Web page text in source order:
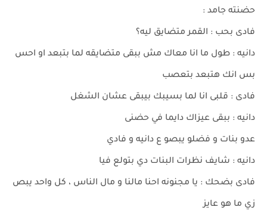
حضنته جامد :
فادى بحب : القمر متضايق ليه؟
دانيه : طول ما انا معاك مش ببقى متضايقه لما بتبعد او احس
بس انك هتبعد بتعصب
فادى : قلبى انا لما بسيبك بيبقى عشان الشغل
دانيه : ببقى عيزاك دايما في حضنى
عدو بنات و فضلو يبصو ع دانيه و فادي
دانيه : شايف نظرات البنات دي بتولع فيا
فادى بضحك : يا مجنونه احنا مالنا و مال الناس ، كل واحد يبص
زي ما هو عايز